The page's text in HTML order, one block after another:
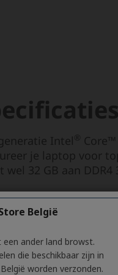
België
ander land browst.
die beschikbaar zijn in
worden verzonden.